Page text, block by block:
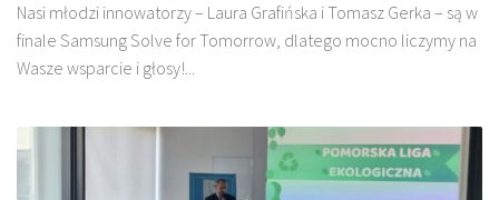
Nasi młodzi innowatorzy – Laura Grafińska i Tomasz Gerka – są w
finale Samsung Solve for Tomorrow, dlatego mocno liczymy na
Wasze wsparcie i głosy!...